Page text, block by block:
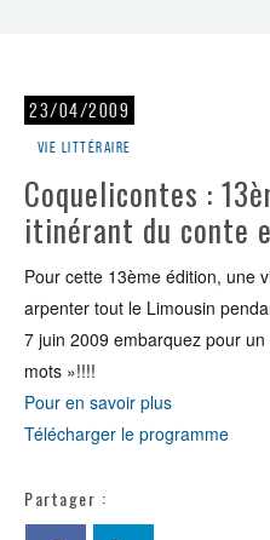
23/04/2009
Vie littéraire
Coquelicontes :
itinérant du conte
Pour cette 13ème édition, une
arpenter tout le Limousin
7 juin 2009 embarquez pour
mots »!!!!
Pour en savoir plus
Télécharger le programme
Partager :